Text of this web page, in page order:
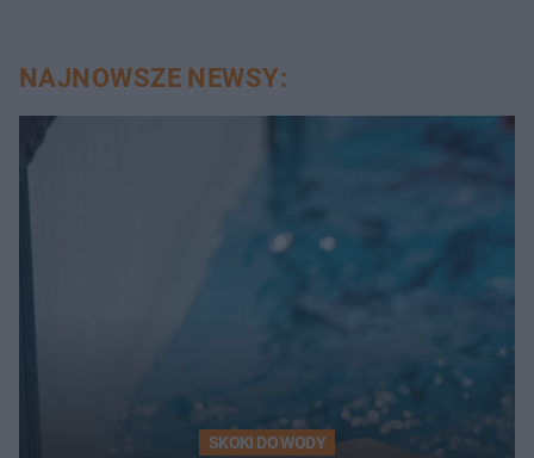
NAJNOWSZE NEWSY:
SKOKI DO WODY